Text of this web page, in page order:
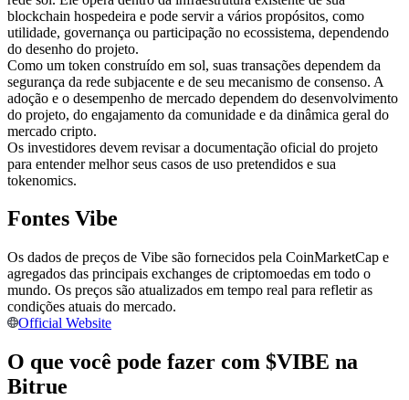
Copiar Trading
Junte-se aos principais traders
Torne-se um Trader de Cópias
Desfrute da partilha de lucros e comissões de copy trading
blockchain hospedeira e pode servir a vários propósitos, como
utilidade, governança ou participação no ecossistema, dependendo
do desenho do projeto.
Como um token construído em sol, suas transações dependem da
segurança da rede subjacente e de seu mecanismo de consenso. A
adoção e o desempenho de mercado dependem do desenvolvimento
do projeto, do engajamento da comunidade e da dinâmica geral do
mercado cripto.
Os investidores devem revisar a documentação oficial do projeto
para entender melhor seus casos de uso pretendidos e sua
tokenomics.
Fontes Vibe
Os dados de preços de Vibe são fornecidos pela CoinMarketCap e
agregados das principais exchanges de criptomoedas em todo o
mundo. Os preços são atualizados em tempo real para refletir as
condições atuais do mercado.
Official Website
O que você pode fazer com $VIBE na
Bitrue